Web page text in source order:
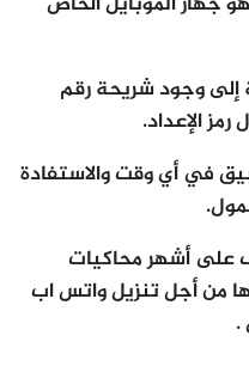
وجود شريحة رقم
الإعداد.
في أي وقت والاستفادة
على أشهر محاكيات
من أجل تنزيل واتس اب
.